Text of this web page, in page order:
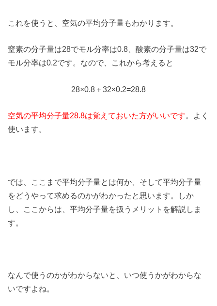
これを使うと、空気の平均分子量もわかります。
窒素の分子量は28でモル分率は0.8、酸素の分子量は32で
モル分率は0.2です。なので、これから考えると
28×0.8＋32×0.2=28.8
空気の平均分子量28.8は覚えておいた方がいいです。よく
使います。
では、ここまで平均分子量とは何か、そして平均分子量
をどうやって求めるのかがわかったと思います。しか
し、ここからは、平均分子量を扱うメリットを解説しま
す。
なんで使うのかがわからないと、いつ使うかがわからな
いですよね。